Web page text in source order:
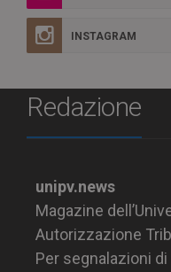
INSTAGRAM
Redazione
unipv.news
Magazine
Autorizzazione
Per segnalazioni